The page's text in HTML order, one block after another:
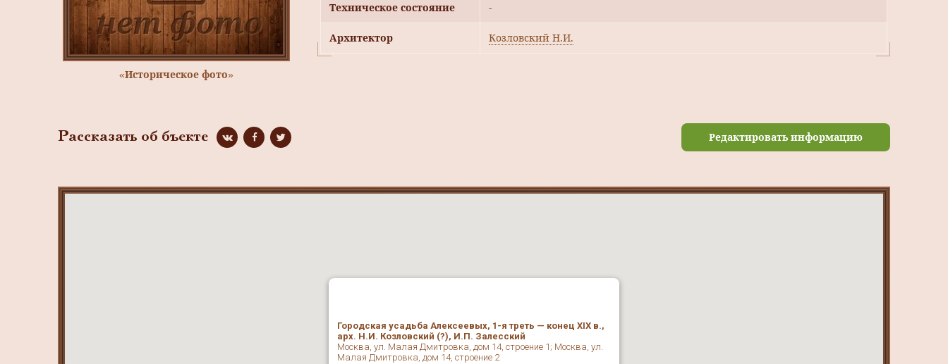
«Историческое фото»
Техническое состояние -
Архитектор Козловский Н.И.
Рассказать об бъекте Редактировать информацию
Городская усадьба Алексеевых, 1-я треть — конец XIX в.,
арх. Н.И. Козловский (?), И.П. Залесский
Москва, ул. Малая Дмитровка, дом 14, строение 1; Москва, ул.
Малая Дмитровка, дом 14, строение 2